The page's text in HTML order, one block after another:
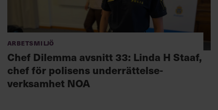
Arbetsmiljö
Chef Dilemma avsnitt 33: Linda H Staaf,
chef för polisens underrättelse­
verksamhet NOA